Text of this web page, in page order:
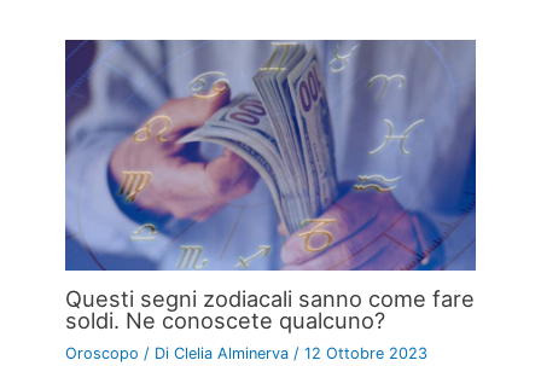
Questi segni zodiacali sanno come fare
soldi. Ne conoscete qualcuno?
Oroscopo / DiClelia Alminerva/12 Ottobre 2023